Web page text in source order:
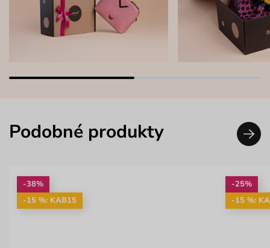
Podobné produkty
-38%
-15 %: KAB15
-25%
-15 %: